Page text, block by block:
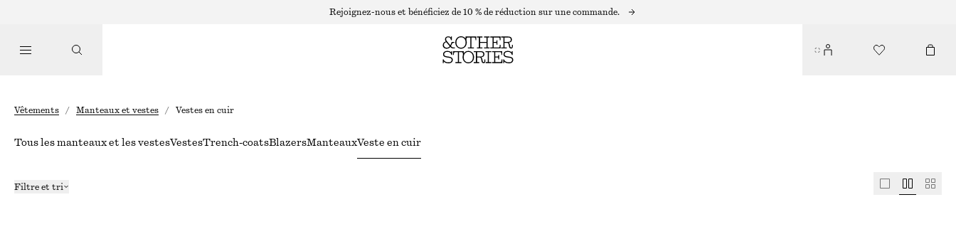
Rejoignez-nous et bénéficiez de 10 % de réduction sur une commande.
Vêtements / Manteaux et vestes / Vestes en cuir
Tous les manteaux et les vestesVestesTrench-coatsBlazersManteauxVeste en cuir
Filtre et tri